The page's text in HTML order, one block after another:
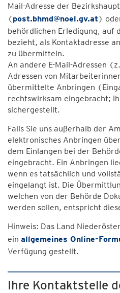
Mail-Adresse der
(post.bhmd@noel.gv.at)
behördlichen Erledigung, auf
bezieht, als Kontaktadresse
zu übermitteln.
An andere E-Mail-Adressen
Adressen von
übermittelte Anbringen
rechtswirksam eingebracht;
sichergestellt.
Falls Sie uns außerhalb der
elektronisches Anbringen
dem Einlangen bei der
eingebracht. Ein Anbringen
wenn es tatsächlich und
eingelangt ist. Die
welchen von der Behörde
werden sollen, entspricht
Hinweis: Das Land
ein allgemeines Online-
Verfügung gestellt.
Ihre Kontaktstelle